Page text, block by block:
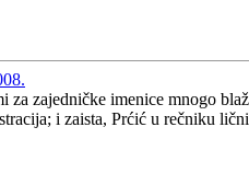
za zajedničke imenice mnogo
i zaista, Prćić u rečniku